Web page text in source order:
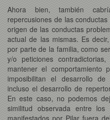
Ahora bien, también
repercusiones de las
origen de las conductas
actual de las mismas. Es
por parte de la familia, como
y/o peticiones
mantener el comportamiento
imposibilitan el desarrollo
incluso el desarrollo de
En este caso, no podemos
similitud observada entre los
manifestados por Pilar fuera